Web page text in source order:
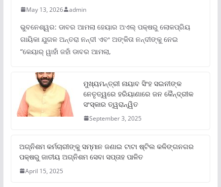
May 13, 2026 admin
ଭୁବନେଶ୍ୱର: ଡାବର ଆମଲା ହେୟାର ଅଏଲ୍ ପକ୍ଷରୁ ଲୋକପ୍ରିୟ
ଗାୟିକା ଯୁଗଳ ଅନ୍ତରା ନନ୍ଦୀ ଏବଂ ଅଙ୍କିତା ନନ୍ଦୀଙ୍କୁ ନେଇ
“କେୟାର୍ ୱାହାଁ ଜହାଁ ଡାବର ଆମଲା,
ମୁଖ୍ୟମନ୍ତ୍ରୀ ନାୟାବ ସିଂହ ସଇନୀଙ୍କ
ନେତୃତ୍ୱରେ ହରିୟାଣାରେ ଜନ କୈନ୍ଦ୍ରୀକ
ସଂସ୍କାର ତ୍ୱରାନ୍ୱିତ
September 3, 2025
ଅଗ୍ନିଶମ କର୍ମଚାରୀଙ୍କୁ ସମ୍ମାନ ଜଣାଇ ଟାଟା ଷ୍ଟିଲ କଳିଙ୍ଗନଗର
ପକ୍ଷରୁ ଜାତୀୟ ଅଗ୍ନିଶମ ସେବା ସପ୍ତାହ ପାଳିତ
April 15, 2025